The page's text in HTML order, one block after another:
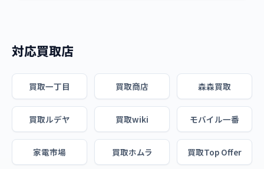
対応買取店
買取一丁目 買取商店 森森買取
買取ルデヤ 買取wiki モバイル一番
家電市場 買取ホムラ 買取Top Offer